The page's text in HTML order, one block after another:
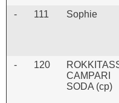
- 111 Sophie
- 120
CAMPARI
SODA (cp)